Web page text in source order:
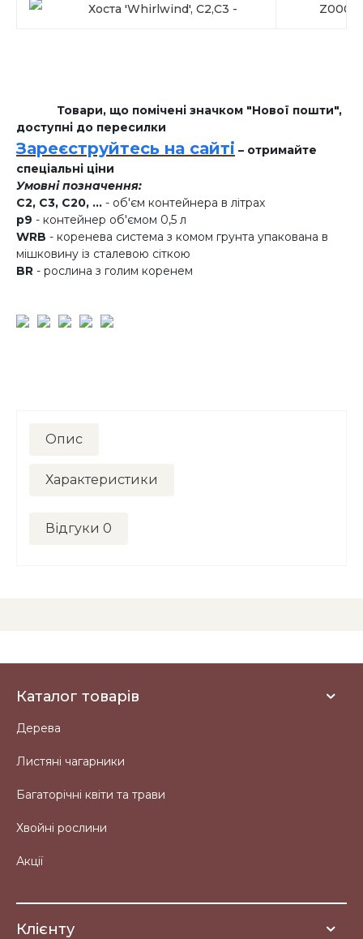
Хоста 'Whirlwind', С2,С3 -
Товари, що помічені значком "Нової пошти",
доступні до пересилки
Зареєструйтесь на сайті – отримайте
спеціальні ціни
Умовні позначення:
C2, C3, C20, ... - об'єм контейнера в літрах
p9 - контейнер об'ємом 0,5 л
WRB - коренева система з комом грунта упакована в
мішковину із сталевою сіткою
BR - рослина з голим коренем
Опис
Характеристики
Відгуки 0
Каталог товарів
Дерева
Листяні чагарники
Багаторічні квіти та трави
Хвойні рослини
Акції
Клієнту